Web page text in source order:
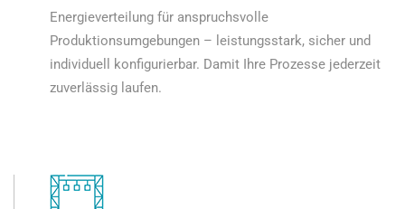
Energieverteilung für anspruchsvolle
Produktionsumgebungen – leistungsstark, sicher und
individuell konfigurierbar. Damit Ihre Prozesse jederzeit
zuverlässig laufen.